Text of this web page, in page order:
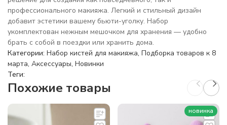
профессионального макияжа. Легкий и стильный дизайн
добавит эстетики вашему бьюти-уголку. Набор
укомплектован нежным мешочком для хранения — удобно
брать с собой в поездки или хранить дома.
Категории: Набор кистей для макияжа, Подборка товаров к 8
марта, Аксессуары, Новинки
Теги:
Похожие товары
новинка